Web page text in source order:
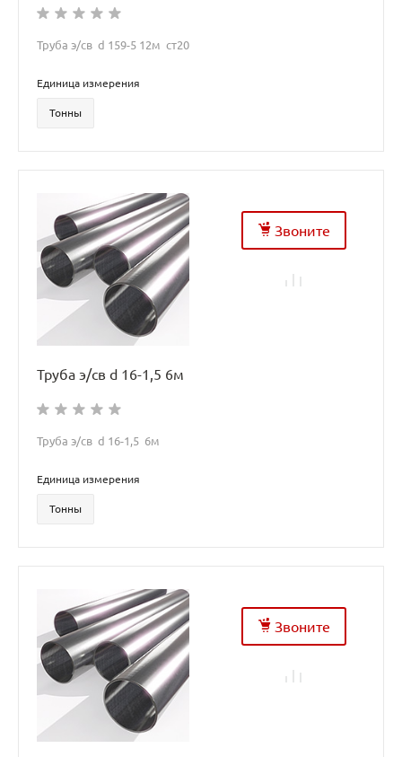
Труба э/св d 159-5 12м ст20
Единица измерения
Тонны
Звоните
Труба э/св d 16-1,5 6м
Труба э/св d 16-1,5 6м
Единица измерения
Тонны
Звоните